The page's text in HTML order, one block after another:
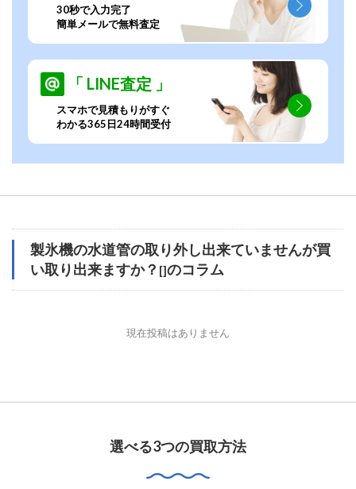
30秒で入力完了
簡単メールで無料査定
「 LINE査定 」
スマホで見積もりがすぐ
わかる365日24時間受付
製氷機の水道管の取り外し出来ていませんが買
い取り出来ますか？ []のコラム
現在投稿はありません
選べる3つの買取方法